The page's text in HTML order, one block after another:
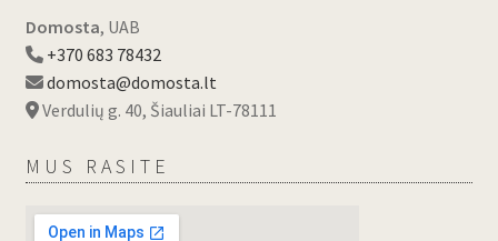
Domosta, UAB
+370 683 78432
domosta@domosta.lt
Verdulių g. 40, Šiauliai LT-78111
MUS RASITE